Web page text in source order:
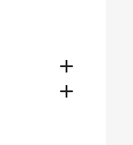

